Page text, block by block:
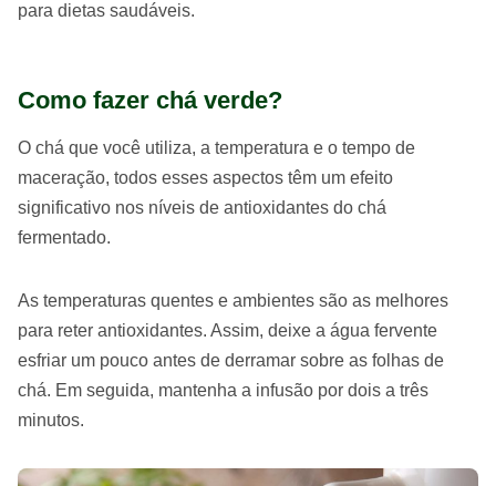
para dietas saudáveis.
Como fazer chá verde?
O chá que você utiliza, a temperatura e o tempo de
maceração, todos esses aspectos têm um efeito
significativo nos níveis de antioxidantes do chá
fermentado.
As temperaturas quentes e ambientes são as melhores
para reter antioxidantes. Assim, deixe a água fervente
esfriar um pouco antes de derramar sobre as folhas de
chá. Em seguida, mantenha a infusão por dois a três
minutos.